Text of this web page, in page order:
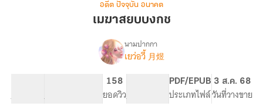
บงกช
อดีต ปัจจุบัน อนาคต
เมฆาสยบบงกช
เรื่อง
นามปากกา
เยว่อวี้ 月煜
จำนวนคำ จำนวนหน้า (A5)
158
ยอดวิวระดับเนื้อหา
PDF/EPUB
ประเภทไฟล์
3 ส.ค. 68
วันที่วางขาย